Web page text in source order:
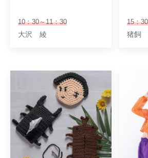
10：30～11：30
大沢 綾
15：
猪飼